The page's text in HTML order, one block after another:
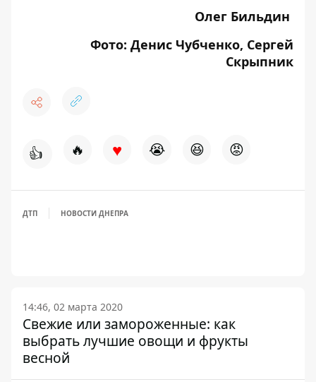
Олег Бильдин
Фото: Денис Чубченко, Сергей
Скрыпник
👍 🔥 ♥ 😭 😆 😡
ДТП НОВОСТИ ДНЕПРА
14:46, 02 марта 2020
Свежие или замороженные: как
выбрать лучшие овощи и фрукты
весной